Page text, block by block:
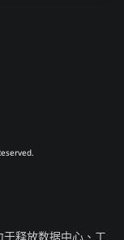
释放数据中心、工